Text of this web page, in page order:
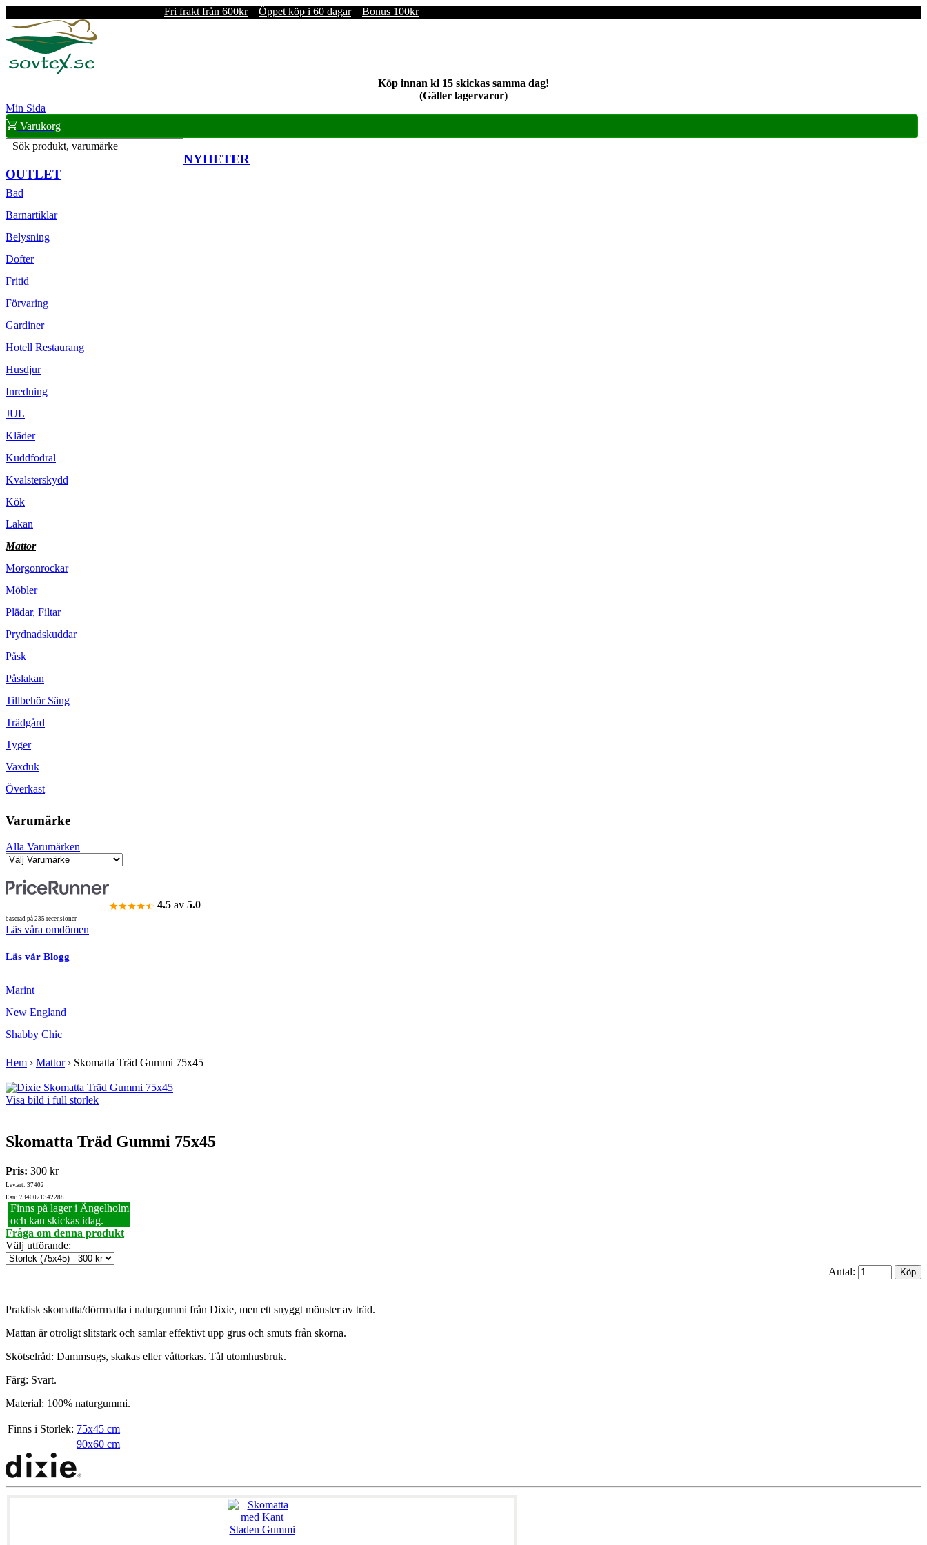
Fri frakt från 600kr Öppet köp i 60 dagar Bonus 100kr
Köp innan kl 15 skickas samma dag!
(Gäller lagervaror)
Min Sida
Varukorg
Sök produkt, varumärke
NYHETER
OUTLET
Bad
Barnartiklar
Belysning
Dofter
Fritid
Förvaring
Gardiner
Hotell Restaurang
Husdjur
Inredning
JUL
Kläder
Kuddfodral
Kvalsterskydd
Kök
Lakan
Mattor
Morgonrockar
Möbler
Plädar, Filtar
Prydnadskuddar
Påsk
Påslakan
Tillbehör Säng
Trädgård
Tyger
Vaxduk
Överkast
Varumärke
Alla Varumärken
4.5 av 5.0
baserad på 235 recensioner
Läs våra omdömen
Läs vår Blogg
Marint
New England
Shabby Chic
Hem › Mattor› Skomatta Träd Gummi 75x45
Visa bild i full storlek
Skomatta Träd Gummi 75x45
Pris: 300 kr
Lev.art: 37402
Ean: 7340021342288
Finns på lager i Ängelholm
och kan skickas idag.
Fråga om denna produkt
Välj utförande:
Antal:
Praktisk skomatta/dörrmatta i naturgummi från Dixie, men ett snyggt mönster av träd.
Mattan är otroligt slitstark och samlar effektivt upp grus och smuts från skorna.
Skötselråd: Dammsugs, skakas eller våttorkas. Tål utomhusbruk.
Färg: Svart.
Material: 100% naturgummi.
Finns i Storlek: 75x45 cm
90x60 cm